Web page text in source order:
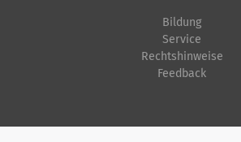
Bildung
Service
Rechtshinweise
Feedback